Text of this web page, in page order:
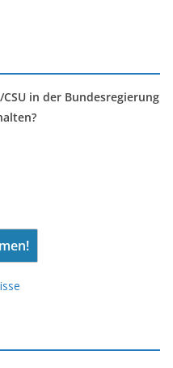
in der Bundesregierung